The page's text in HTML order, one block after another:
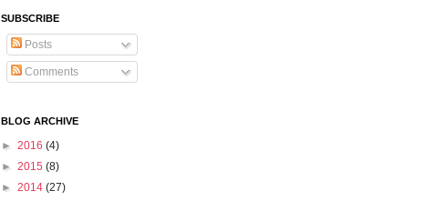
SUBSCRIBE
Posts
Comments
BLOG ARCHIVE
► 2016 (4)
► 2015 (8)
► 2014 (27)